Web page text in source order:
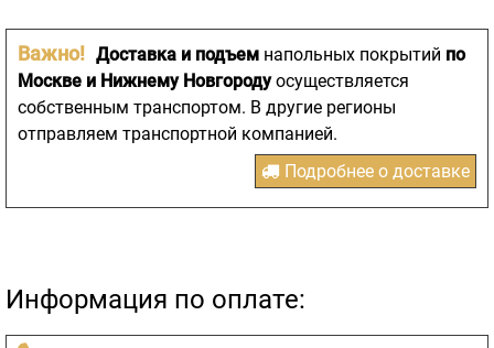
Важно! Доставка и подъем напольных покрытий по
Москве и Нижнему Новгородуосуществляется
собственным транспортом. В другие регионы
отправляем транспортной компанией.
Подробнее о доставке
Информация по оплате: